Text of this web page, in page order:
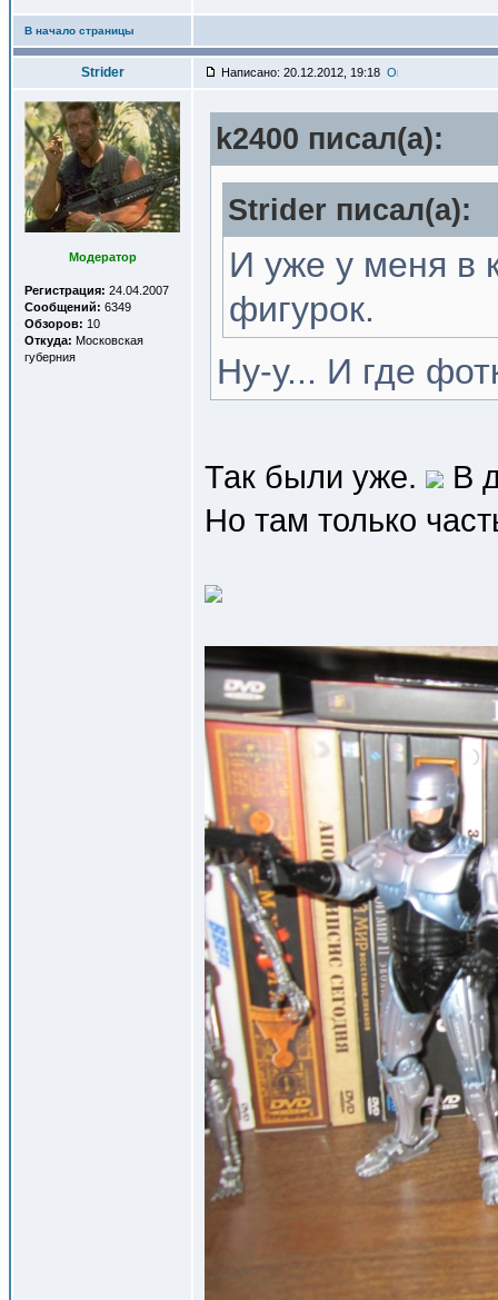
В начало страницы
Strider Написано: 20.12.2012, 19:18
Модератор
Регистрация: 24.04.2007
Сообщений: 6349
Обзоров: 10
Откуда: Московская
губерния
k2400 писал(a):
Strider писал(a):
И уже у меня в
фигурок.
Ну-у... И где
Так были уже.
В
Но там только